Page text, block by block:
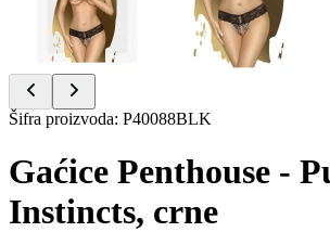
Item
of
3
Šifra proizvoda: P40088BLK
Gaćice Penthouse -
Instincts, crne